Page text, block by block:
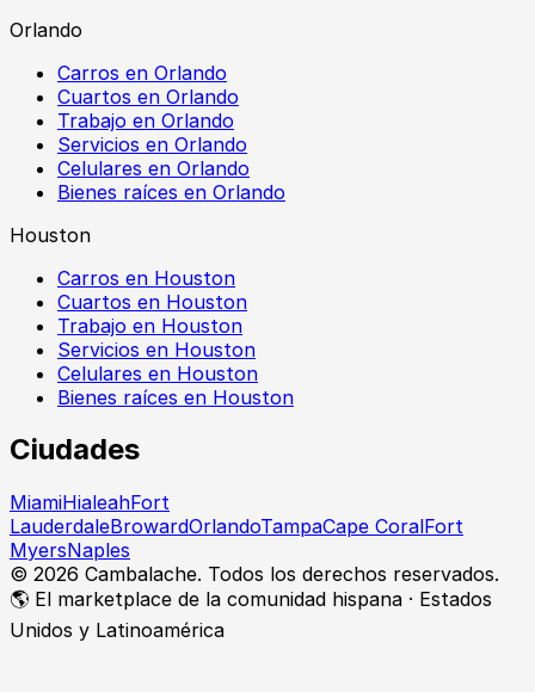
Orlando
Carros en Orlando
Cuartos en Orlando
Trabajo en Orlando
Servicios en Orlando
Celulares en Orlando
Bienes raíces en Orlando
Houston
Carros en Houston
Cuartos en Houston
Trabajo en Houston
Servicios en Houston
Celulares en Houston
Bienes raíces en Houston
Ciudades
MiamiHialeahFort
LauderdaleBrowardOrlandoTampaCape CoralFort
MyersNaples
© 2026 Cambalache. Todos los derechos reservados.
🌎 El marketplace de la comunidad hispana · Estados
Unidos y Latinoamérica